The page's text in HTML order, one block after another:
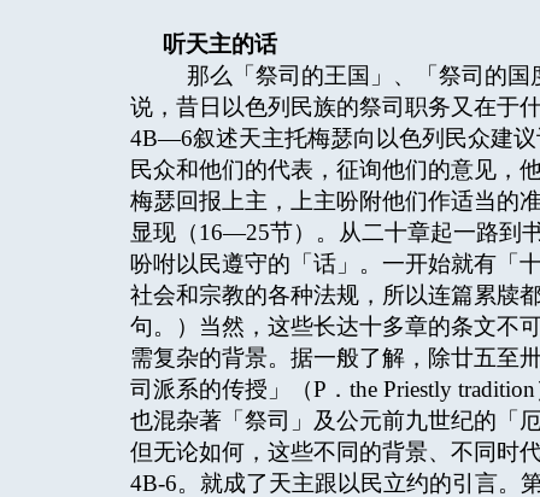
听天主的话
那么「祭司的王国」、「祭司的国
说，昔日以色列民族的祭司职务又在于
4B—6叙述天主托梅瑟向以色列民众建
民众和他们的代表，征询他们的意见，
梅瑟回报上主，上主吩附他们作适当的
显现（16—25节）。从二十章起一路到
吩咐以民遵守的「话」。一开始就有「
社会和宗教的各种法规，所以连篇累牍
句。）当然，这些长达十多章的条文不
需复杂的背景。据一般了解，除廿五至
司派系的传授」（P．the Priestly
也混杂著「祭司」及公元前九世纪的「
但无论如何，这些不同的背景、不同时
4B-6。就成了天主跟以民立约的引言。